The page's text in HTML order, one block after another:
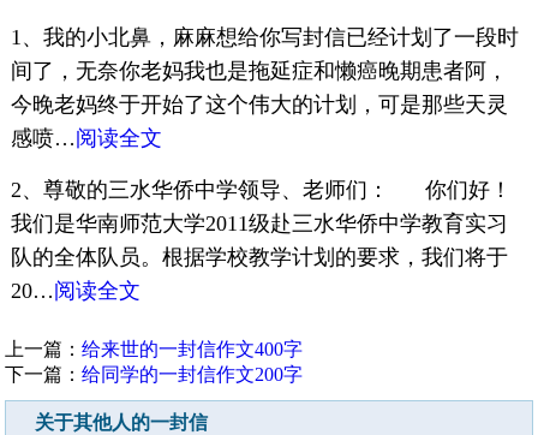
1、我的小北鼻，麻麻想给你写封信已经计划了一段时
间了，无奈你老妈我也是拖延症和懒癌晚期患者阿，
今晚老妈终于开始了这个伟大的计划，可是那些天灵
感喷…阅读全文
2、尊敬的三水华侨中学领导、老师们： 你们好！
我们是华南师范大学2011级赴三水华侨中学教育实习
队的全体队员。根据学校教学计划的要求，我们将于
20…阅读全文
上一篇：给来世的一封信作文400字
下一篇：给同学的一封信作文200字
关于其他人的一封信